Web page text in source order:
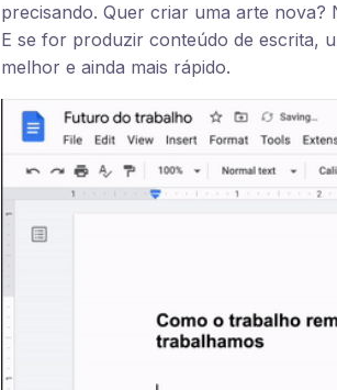
precisando. Quer criar uma arte nova?
E se for produzir conteúdo de escrita,
melhor e ainda mais rápido.